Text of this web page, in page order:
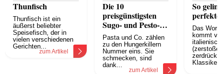
Thunfisch
Thunfisch ist ein
äußerst beliebter
Speisefisch, der in
vielen verschiedenen
Gerichten...
zum Artikel
Die 10
preisgünstigsten
Sugo- und Pesto-
Tricks für
Anfänger
Pasta und Co. zählen
zu den Hungerkillern
Nummer eins. Sie
schmecken, sind
dank...
zum Artikel
So
perfekte
Das Wort
kommt